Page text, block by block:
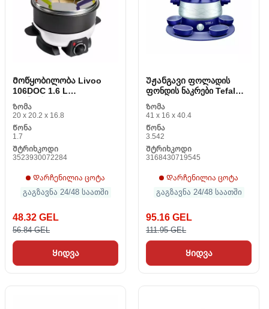
Მოწყობილობა Livoo
106DOC 1.6 L
ფონდისთვის
Ზომა
20 x 20.2 x 16.8
Წონა
1.7
Შტრიხკოდი
3523930072284
Დარჩენილია ცოტა
გაგზავნა 24/48 საათში
48.32 GEL
56.84 GEL
Ყიდვა
Უჟანგავი ფოლადის
ფონდის ნაკრები Tefal
EF351412 800 W
Ზომა
41 x 16 x 40.4
Წონა
3.542
Შტრიხკოდი
3168430719545
Დარჩენილია ცოტა
გაგზავნა 24/48 საათში
95.16 GEL
111.95 GEL
Ყიდვა